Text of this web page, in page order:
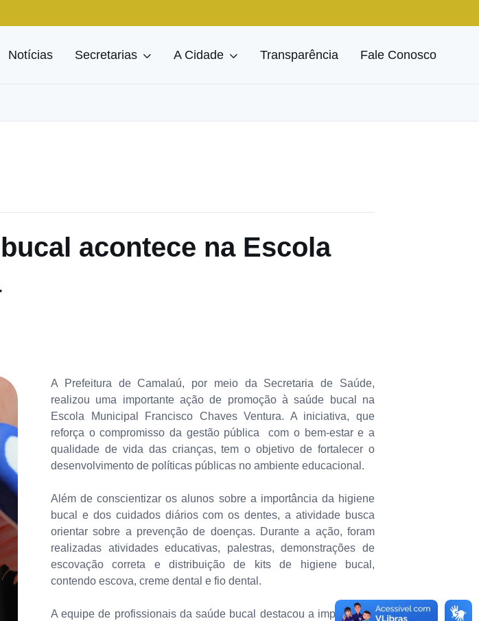
Notícias Secretarias A Cidade Transparência Fale Conosco
acontece na Escola
A Prefeitura de Camalaú, por meio da Secretaria de Saúde,
realizou uma importante ação de promoção à saúde bucal na
Escola Municipal Francisco Chaves Ventura. A iniciativa, que
reforça o compromisso da gestão pública com o bem-estar e a
qualidade de vida das crianças, tem o objetivo de fortalecer o
desenvolvimento de políticas públicas no ambiente educacional.
Além de conscientizar os alunos sobre a importância da higiene
bucal e dos cuidados diários com os dentes, a atividade busca
orientar sobre a prevenção de doenças. Durante a ação, foram
realizadas atividades educativas, palestras, demonstrações de
escovação correta e distribuição de kits de higiene bucal,
contendo escova, creme dental e fio dental.
A equipe de profissionais da saúde bucal destacou a importância